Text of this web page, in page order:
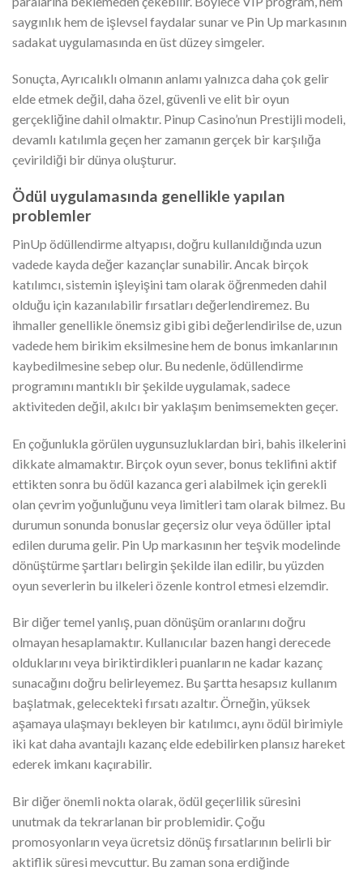
saygınlık hem de işlevsel faydalar sunar ve Pin Up markasının
sadakat uygulamasında en üst düzey simgeler.
Sonuçta, Ayrıcalıklı olmanın anlamı yalnızca daha çok gelir
elde etmek değil, daha özel, güvenli ve elit bir oyun
gerçekliğine dahil olmaktır. Pinup Casino’nun Prestijli modeli,
devamlı katılımla geçen her zamanın gerçek bir karşılığa
çevirildiği bir dünya oluşturur.
Ödül uygulamasında genellikle yapılan
problemler
PinUp ödüllendirme altyapısı, doğru kullanıldığında uzun
vadede kayda değer kazançlar sunabilir. Ancak birçok
katılımcı, sistemin işleyişini tam olarak öğrenmeden dahil
olduğu için kazanılabilir fırsatları değerlendiremez. Bu
ihmaller genellikle önemsiz gibi gibi değerlendirilse de, uzun
vadede hem birikim eksilmesine hem de bonus imkanlarının
kaybedilmesine sebep olur. Bu nedenle, ödüllendirme
programını mantıklı bir şekilde uygulamak, sadece
aktiviteden değil, akılcı bir yaklaşım benimsemekten geçer.
En çoğunlukla görülen uygunsuzluklardan biri, bahis ilkelerini
dikkate almamaktır. Birçok oyun sever, bonus teklifini aktif
ettikten sonra bu ödül kazanca geri alabilmek için gerekli
olan çevrim yoğunluğunu veya limitleri tam olarak bilmez. Bu
durumun sonunda bonuslar geçersiz olur veya ödüller iptal
edilen duruma gelir. Pin Up markasının her teşvik modelinde
dönüştürme şartları belirgin şekilde ilan edilir, bu yüzden
oyun severlerin bu ilkeleri özenle kontrol etmesi elzemdir.
Bir diğer temel yanlış, puan dönüşüm oranlarını doğru
olmayan hesaplamaktır. Kullanıcılar bazen hangi derecede
olduklarını veya biriktirdikleri puanların ne kadar kazanç
sunacağını doğru belirleyemez. Bu şartta hesapsız kullanım
başlatmak, gelecekteki fırsatı azaltır. Örneğin, yüksek
aşamaya ulaşmayı bekleyen bir katılımcı, aynı ödül birimiyle
iki kat daha avantajlı kazanç elde edebilirken plansız hareket
ederek imkanı kaçırabilir.
Bir diğer önemli nokta olarak, ödül geçerlilik süresini
unutmak da tekrarlanan bir problemidir. Çoğu
promosyonların veya ücretsiz dönüş fırsatlarının belirli bir
aktiflik süresi mevcuttur. Bu zaman sona erdiğinde